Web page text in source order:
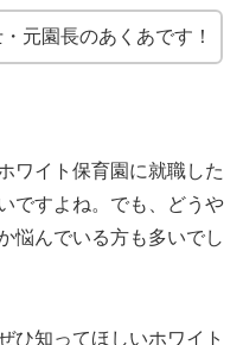
元園長のあくあです！
ワイト保育園に就職した
ですよね。でも、どうや
悩んでいる方も多いでし
ひ知ってほしいホワイト